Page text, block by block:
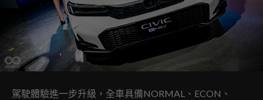
駕駛體驗進一步升級，全車具備NORMAL、ECON、